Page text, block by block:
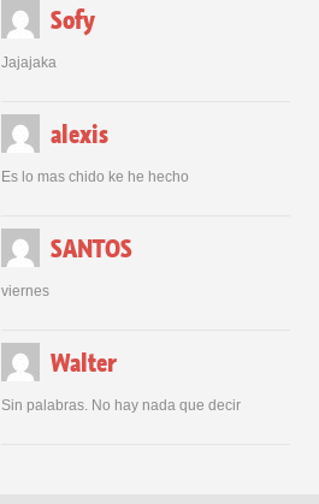
Sofy
Jajajaka
alexis
Es lo mas chido ke he hecho
SANTOS
viernes
Walter
Sin palabras. No hay nada que decir